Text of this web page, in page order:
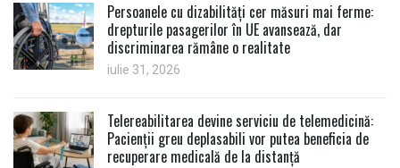
Persoanele cu dizabilități cer măsuri mai ferme:
drepturile pasagerilor în UE avansează, dar
discriminarea rămâne o realitate
iulie 31, 2026
Telereabilitarea devine serviciu de telemedicină:
Pacienții greu deplasabili vor putea beneficia de
recuperare medicală de la distanță